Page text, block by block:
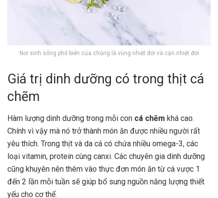
Nơi sinh sống phổ biến của chúng là vùng nhiệt đới và cận nhiệt đới
Giá trị dinh dưỡng có trong thịt cá
chẽm
Hàm lượng dinh dưỡng trong mỗi con cá chẽm khá cao.
Chính vì vậy mà nó trở thành món ăn được nhiều người rất
yêu thích. Trong thịt và da cá có chứa nhiều omega-3, các
loại vitamin, protein cùng canxi. Các chuyên gia dinh dưỡng
cũng khuyên nên thêm vào thực đơn món ăn từ cá vược 1
đến 2 lần mỗi tuần sẽ giúp bổ sung nguồn năng lượng thiết
yếu cho cơ thể.